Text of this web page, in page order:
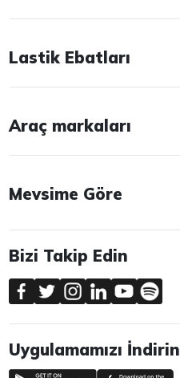
Lastik Ebatları
Araç markaları
Mevsime Göre
Bizi Takip Edin
Uygulamamızı İndirin